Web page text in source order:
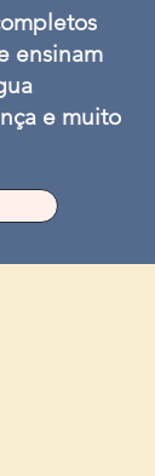
ensinam
e muito